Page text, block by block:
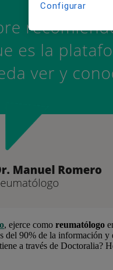
, ejerce como reumatólogo
del 90% de la información y
a través de Doctoralia?
Configurar